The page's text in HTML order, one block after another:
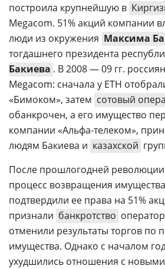
построила крупнейшую в
Megacom. 51% акций компании
люди из окружения Максима
тогдашнего президента
Бакиева . В 2008 — 09 гг.
Megacom: сначала у ETH
«Бимоком», затем сотовый
обанкрочен, а его имущество
компании «Альфа-телеком»,
людям Бакиева и казахской
После прошлогодней революции
процесс возвращения
подтвердили ее права на 51%
признали банкротство
отменили результаты торгов по
имущества. Однако с началом
ухудшились отношения с